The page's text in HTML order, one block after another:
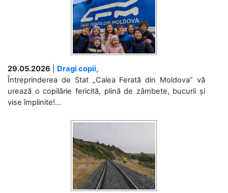
29.05.2026
Dragi copii,
Întreprinderea de Stat „Calea Ferată din Moldova” vă
urează o copilărie fericită, plină de zâmbete, bucurii și
vise împlinite!...